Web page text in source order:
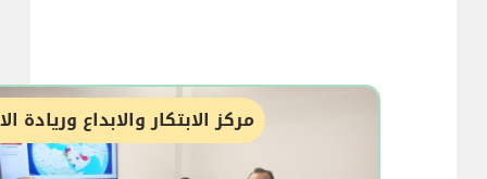
مركز الابتكار والابداع وريادة